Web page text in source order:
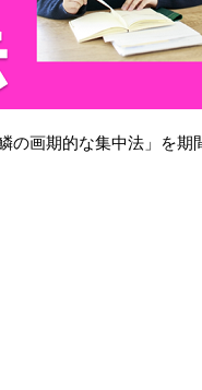
画期的な集中法」を期